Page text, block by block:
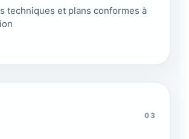
techniques et plans conformes à
03